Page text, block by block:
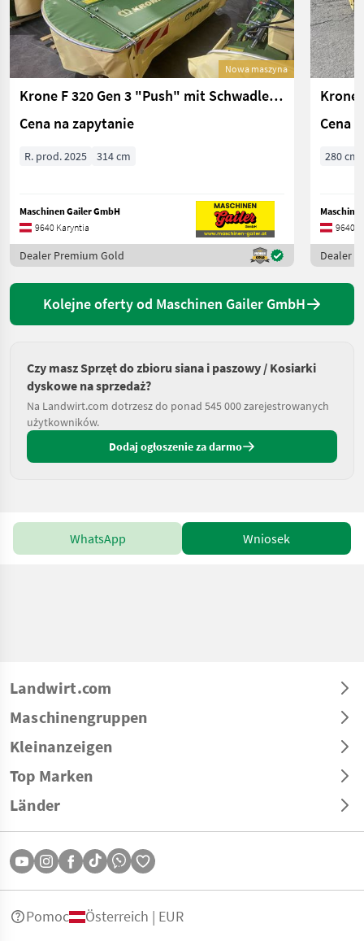
Nowa maszyna
Krone F 320 Gen 3 "Push" mit Schwadleittrommel
Cena na zapytanie
R. prod. 2025 314 cm
Maschinen Gailer GmbH
9640 Karyntia
Dealer Premium Gold
Krone
Cena
280 cm
9640
Dealer
Kolejne oferty od Maschinen Gailer GmbH
Czy masz Sprzęt do zbioru siana i paszowy / Kosiarki
dyskowe na sprzedaż?
Na Landwirt.com dotrzesz do ponad 545 000 zarejestrowanych
użytkowników.
Dodaj ogłoszenie za darmo
WhatsApp Wniosek
Landwirt.com
Maschinengruppen
Kleinanzeigen
Top Marken
Länder
Pomoc Österreich | EUR